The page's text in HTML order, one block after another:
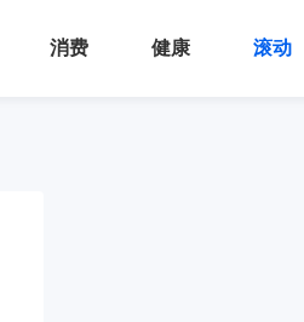
消费 健康 滚动